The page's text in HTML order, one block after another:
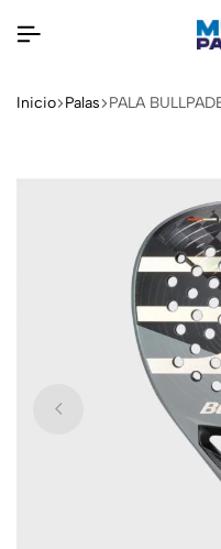
Inicio Palas PALA